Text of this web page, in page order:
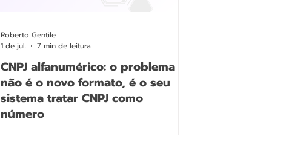
CNPJ alfanumérico: o problema
não é o novo formato, é o seu
sistema tratar CNPJ como
número
Roberto Gentile
1 de jul.
7 min de leitura